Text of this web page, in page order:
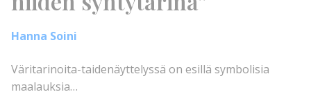
Hanna Soini
Väritarinoita-taidenäyttelyssä on esillä symbolisia
maalauksia…